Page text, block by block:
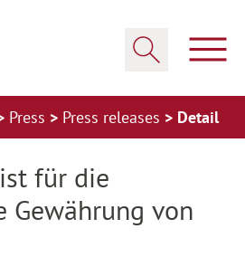
Press Press releases Detail
für die
Gewährung von